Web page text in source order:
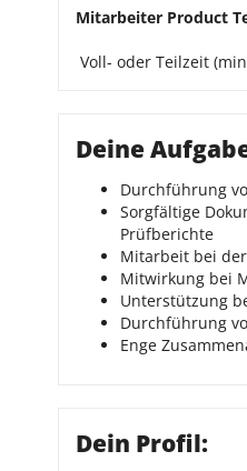
Mitarbeiter Product
Voll- oder Teilzeit
Deine
Durchführung
Sorgfältige
Prüfberichte
Mitarbeit bei
Mitwirkung bei
Unterstützung
Durchführung
Enge
Dein Profil: